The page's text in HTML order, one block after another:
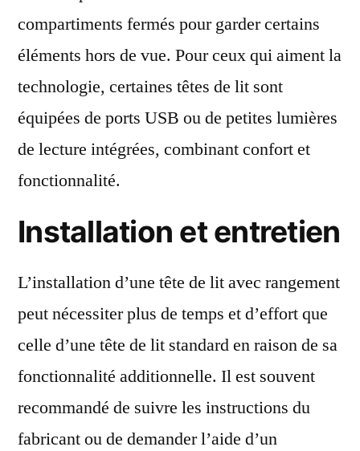
compartiments fermés pour garder certains
éléments hors de vue. Pour ceux qui aiment la
technologie, certaines têtes de lit sont
équipées de ports USB ou de petites lumières
de lecture intégrées, combinant confort et
fonctionnalité.
Installation et entretien
L’installation d’une tête de lit avec rangement
peut nécessiter plus de temps et d’effort que
celle d’une tête de lit standard en raison de sa
fonctionnalité additionnelle. Il est souvent
recommandé de suivre les instructions du
fabricant ou de demander l’aide d’un